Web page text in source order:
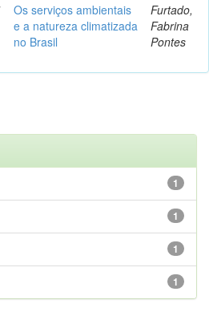
Os serviços ambientais
e a natureza climatizada
no Brasil
Furtado,
Fabrina
Pontes
1
1
1
1